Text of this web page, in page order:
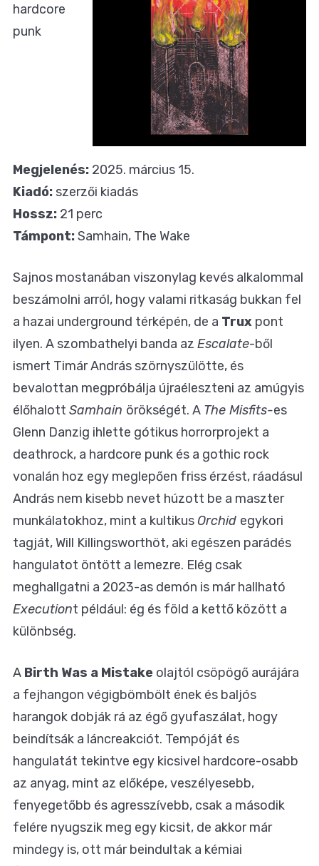
hardcore
punk
Megjelenés: 2025. március 15.
Kiadó: szerzői kiadás
Hossz: 21 perc
Támpont:Samhain, The Wake
Sajnos mostanában viszonylag kevés alkalommal
beszámolni arról, hogy valami ritkaság bukkan fel
a hazai underground térképén, de a Trux pont
ilyen. A szombathelyi banda az Escalate-ből
ismert Timár András szörnyszülötte, és
bevalottan megpróbálja újraéleszteni az amúgyis
élőhalott Samhain örökségét. A The Misfits-es
Glenn Danzig ihlette gótikus horrorprojekt a
deathrock, a hardcore punk és a gothic rock
vonalán hoz egy meglepően friss érzést, ráadásul
András nem kisebb nevet húzott be a maszter
munkálatokhoz, mint a kultikus Orchid egykori
tagját, Will Killingsworthöt, aki egészen parádés
hangulatot öntött a lemezre. Elég csak
meghallgatni a 2023-as demón is már hallható
Executiont például: ég és föld a kettő között a
különbség.
A Birth Was a Mistake olajtól csöpögő aurájára
a fejhangon végigbömbölt ének és baljós
harangok dobják rá az égő gyufaszálat, hogy
beindítsák a láncreakciót. Tempóját és
hangulatát tekintve egy kicsivel hardcore-osabb
az anyag, mint az előképe, veszélyesebb,
fenyegetőbb és agresszívebb, csak a második
felére nyugszik meg egy kicsit, de akkor már
mindegy is, ott már beindultak a kémiai